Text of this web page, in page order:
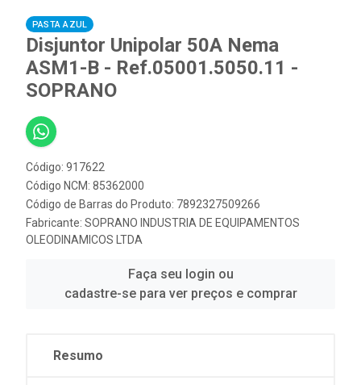
PASTA AZUL
Disjuntor Unipolar 50A Nema
ASM1-B - Ref.05001.5050.11 -
SOPRANO
Código: 917622
Código NCM: 85362000
Código de Barras do Produto: 7892327509266
Fabricante: SOPRANO INDUSTRIA DE EQUIPAMENTOS
OLEODINAMICOS LTDA
Faça seu login ou
cadastre-se para ver preços e comprar
Resumo